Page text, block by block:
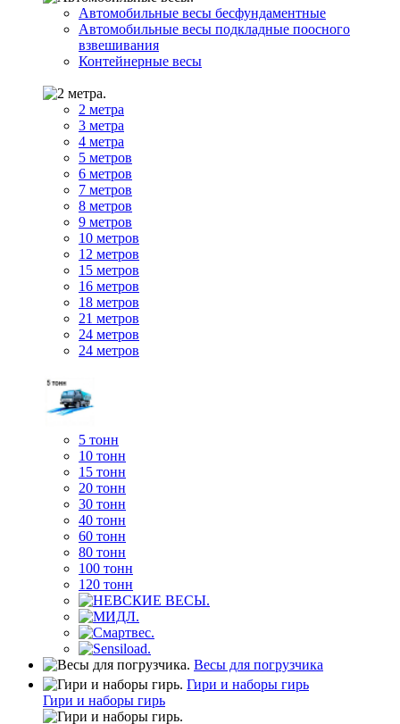
Автомобильные весы бесфундаментные
Автомобильные весы подкладные поосного
взвешивания
Контейнерные весы
2 метра
3 метра
4 метра
5 метров
6 метров
7 метров
8 метров
9 метров
10 метров
12 метров
15 метров
16 метров
18 метров
21 метров
24 метров
24 метров
5 тонн
10 тонн
15 тонн
20 тонн
30 тонн
40 тонн
60 тонн
80 тонн
100 тонн
120 тонн
Весы для погрузчика
Гири и наборы гирь
Гири и наборы гирь